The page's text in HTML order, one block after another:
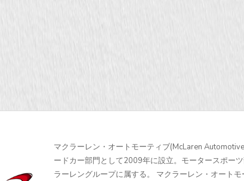
マクラーレン・オートモーティブ(McLaren
ードカー部門として2009年に設立。モータースポー
ラーレングループに属する。 マクラーレン・オート